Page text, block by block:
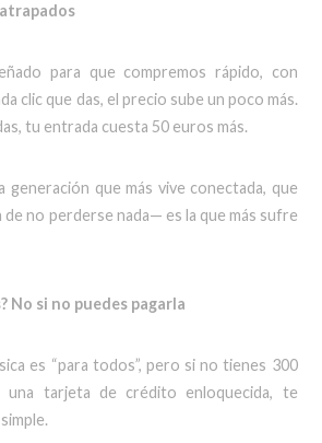
para que compremos rápido, con
clic que das, el precio sube un poco más.
tu entrada cuesta 50 euros más.
generación que más vive conectada, que
de no perderse nada— es la que más sufre
No si no puedes pagarla
es “para todos”, pero si no tienes 300
tarjeta de crédito enloquecida, te